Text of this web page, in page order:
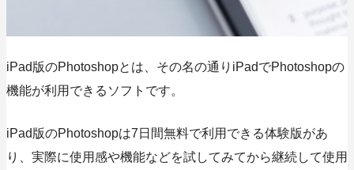
iPad版のPhotoshopとは、その名の通りiPadでPhotoshopの
機能が利用できるソフトです。
iPad版のPhotoshopは7日間無料で利用できる体験版があ
り、実際に使用感や機能などを試してみてから継続して使用